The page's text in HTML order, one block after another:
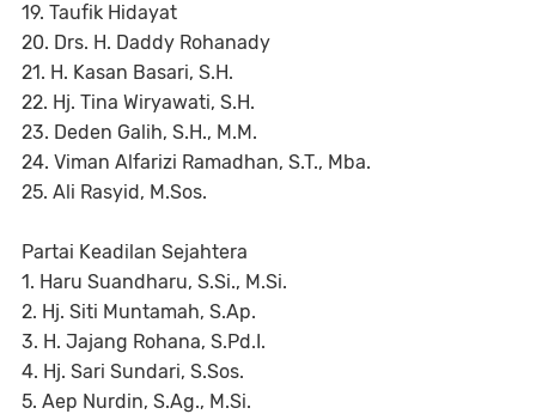
19. Taufik Hidayat
20. Drs. H. Daddy Rohanady
21. H. Kasan Basari, S.H.
22. Hj. Tina Wiryawati, S.H.
23. Deden Galih, S.H., M.M.
24. Viman Alfarizi Ramadhan, S.T., Mba.
25. Ali Rasyid, M.Sos.
Partai Keadilan Sejahtera
1. Haru Suandharu, S.Si., M.Si.
2. Hj. Siti Muntamah, S.Ap.
3. H. Jajang Rohana, S.Pd.I.
4. Hj. Sari Sundari, S.Sos.
5. Aep Nurdin, S.Ag., M.Si.